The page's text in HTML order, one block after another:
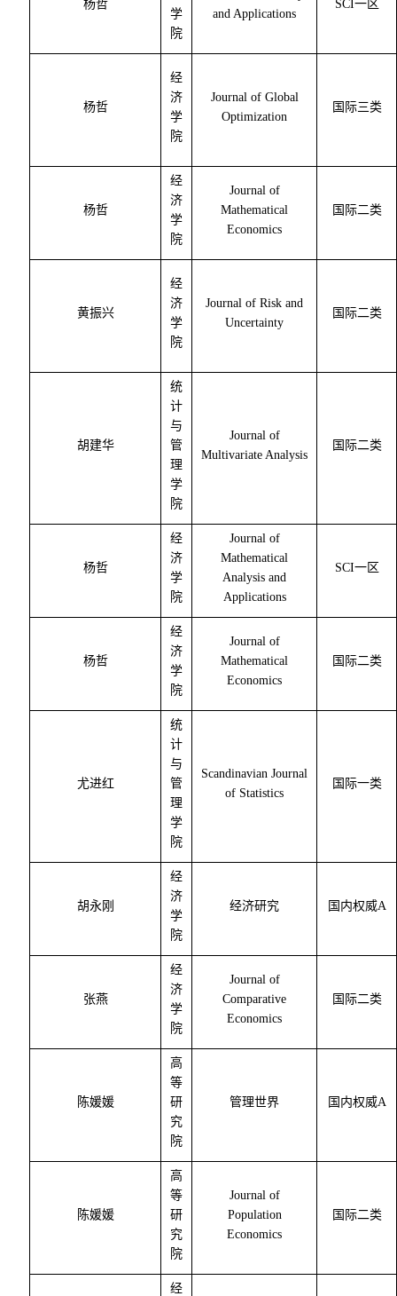
杨哲
学
院
and Applications
SCI一区
杨哲
经
济
学
院
Journal of Global
Optimization
国际三类
杨哲
经
济
学
院
Journal of
Mathematical
Economics
国际二类
黄振兴
经
济
学
院
Journal of Risk and
Uncertainty
国际二类
胡建华
统
计
与
管
理
学
院
Journal of
Multivariate Analysis
国际二类
杨哲
经
济
学
院
Journal of
Mathematical
Analysis and
Applications
SCI一区
杨哲
经
济
学
院
Journal of
Mathematical
Economics
国际二类
尤进红
统
计
与
管
理
学
院
Scandinavian Journal
of Statistics
国际一类
胡永刚
经
济
学
院
经济研究 国内权威A
张燕
经
济
学
院
Journal of
Comparative
Economics
国际二类
陈媛媛
高
等
研
究
院
管理世界 国内权威A
陈媛媛
高
等
研
究
院
Journal of
Population
Economics
国际二类
经